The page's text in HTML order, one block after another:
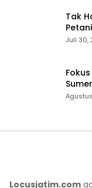
Tak
Juli 30,
Locusjatim.com